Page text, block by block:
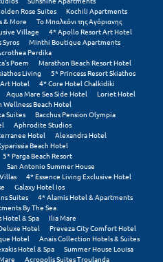
Rose Suites
Kochili Apartments
& More
Το Μπαλκόνι της Αγόριανης
Village
4* Apollo Resort Art Hotel
Syros
Minthi Boutique Apartments
Perdika
Poem
Marathon Beach Resort Hotel
Living
5* Princess Resort Skiathos
Hotel
4* Core Hotel Chalkidiki
Aqua Mare Sea Side Hotel
Loriet Hotel
Wellness Beach Hotel
Suites
Bacchus Pension Olympia
Aphrodite Studios
Hotel
Alexandra Hotel
Beach Hotel
5* Parga Beach Resort
San Antonio Summer House
4* Essence Living Exclusive Hotel
Galaxy Hotel Ios
Suites
4* Alamis Hotel & Apartments
By The Sea
Hotel & Spa
Ilia Mare
Hotel
Preveza City Comfort Hotel
Hotel
Anais Collection Hotels & Suites
Hotel & Spa
Summer House Louisa
Acropolis Suites Troulanda